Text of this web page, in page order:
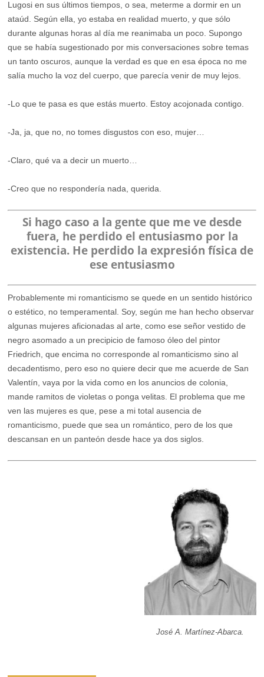
Lugosi en sus últimos tiempos, o sea, meterme a dormir en un
ataúd. Según ella, yo estaba en realidad muerto, y que sólo
durante algunas horas al día me reanimaba un poco. Supongo
que se había sugestionado por mis conversaciones sobre temas
un tanto oscuros, aunque la verdad es que en esa época no me
salía mucho la voz del cuerpo, que parecía venir de muy lejos.
-Lo que te pasa es que estás muerto. Estoy acojonada contigo.
-Ja, ja, que no, no tomes disgustos con eso, mujer…
-Claro, qué va a decir un muerto…
-Creo que no respondería nada, querida.
Si hago caso a la gente que me ve desde
fuera, he perdido el entusiasmo por la
existencia. He perdido la expresión física de
ese entusiasmo
Probablemente mi romanticismo se quede en un sentido histórico
o estético, no temperamental. Soy, según me han hecho observar
algunas mujeres aficionadas al arte, como ese señor vestido de
negro asomado a un precipicio de famoso óleo del pintor
Friedrich, que encima no corresponde al romanticismo sino al
decadentismo, pero eso no quiere decir que me acuerde de San
Valentín, vaya por la vida como en los anuncios de colonia,
mande ramitos de violetas o ponga velitas. El problema que me
ven las mujeres es que, pese a mi total ausencia de
romanticismo, puede que sea un romántico, pero de los que
descansan en un panteón desde hace ya dos siglos.
José A. Martínez-Abarca.